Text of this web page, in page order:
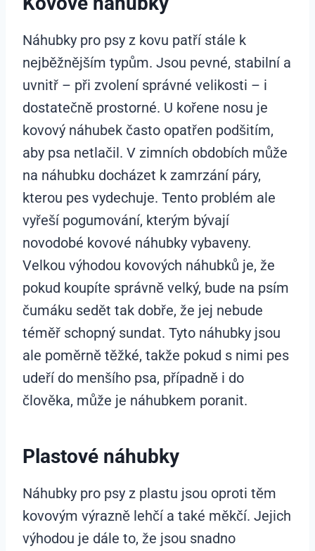
Náhubky pro psy z kovu patří stále k
nejběžnějším typům. Jsou pevné, stabilní a
uvnitř – při zvolení správné velikosti – i
dostatečně prostorné. U kořene nosu je
kovový náhubek často opatřen podšitím,
aby psa netlačil. V zimních obdobích může
na náhubku docházet k zamrzání páry,
kterou pes vydechuje. Tento problém ale
vyřeší pogumování, kterým bývají
novodobé kovové náhubky vybaveny.
Velkou výhodou kovových náhubků je, že
pokud koupíte správně velký, bude na psím
čumáku sedět tak dobře, že jej nebude
téměř schopný sundat. Tyto náhubky jsou
ale poměrně těžké, takže pokud s nimi pes
udeří do menšího psa, případně i do
člověka, může je náhubkem poranit.
Plastové náhubky
Náhubky pro psy z plastu jsou oproti těm
kovovým výrazně lehčí a také měkčí. Jejich
výhodou je dále to, že jsou snadno